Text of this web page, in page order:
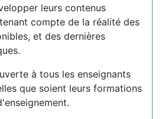
leurs contenus
compte de la réalité des
et des dernières
à tous les enseignants
que soient leurs formations